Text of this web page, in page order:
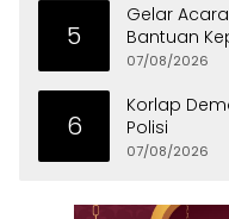
5
Gelar
Bantuan
07/08/2026
6
Korlap
Polisi
07/08/2026